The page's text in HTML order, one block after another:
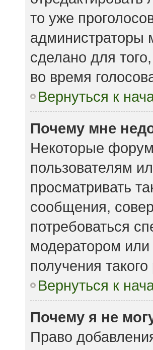
то уже
администраторы
сделано для
во время
Вернуться к
Почему мне
Некоторые
пользователям
просматривать
сообщения,
потребоваться
модератором
получения
Вернуться к
Почему я не
Право